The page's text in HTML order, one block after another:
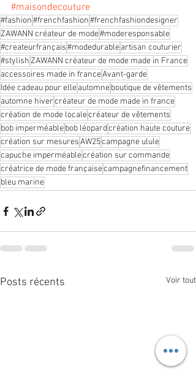
#maisondecouture
#fashion#frenchfashion#frenchfashiondesigner
ZAWANN créateur de mode#moderesponsable
#createurfrançais#modedurableartisan couturier
#stylishZAWANN créateur de mode made in France
accessoires made in franceAvant-garde
Idée cadeau pour elleautomneboutique de vêtements
automne hivercréateur de mode made in france
création de mode localecréateur de vêtements
bob imperméablebob léopardcréation haute couture
création sur mesuresAW25campagne ulule
capuche imperméablecréation sur commande
créatrice de mode françaisecampagnefinancement
bleu marine
Posts récents Voir tout